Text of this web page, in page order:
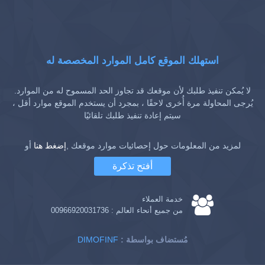
استهلك الموقع كامل الموارد المخصصة له
لا يُمكن تنفيذ طلبك لأن موقعك قد تجاوز الحد المسموح له من الموارد.
يُرجى المحاولة مرة أُخرى لاحقًا ، بمجرد أن يستخدم الموقع موارد أقل ،
سيتم إعادة تنفيذ طلبك تلقائيًا
لمزيد من المعلومات حول إحصائيات موارد موقعك ,إضغط هنا أو
أفتح تذكرة
خدمة العملاء
من جميع أنحاء العالم : 00966920031736
DIMOFINF : مُستضاف بواسطة